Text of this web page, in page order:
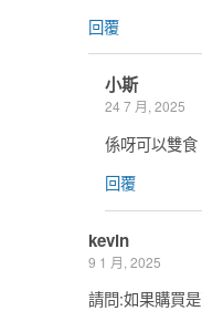
回覆
小斯
24 7 月, 2025
係呀可以雙食
回覆
kevin
9 1 月, 2025
請問:如果購買